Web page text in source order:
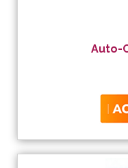
Auto-